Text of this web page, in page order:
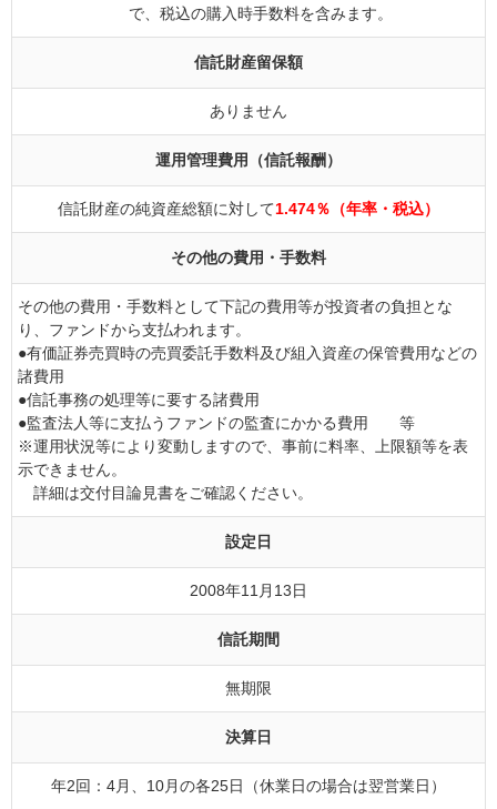
で、税込の購入時手数料を含みます。
信託財産留保額
ありません
運用管理費用（信託報酬）
信託財産の純資産総額に対して1.474％（年率・税込）
その他の費用・手数料
その他の費用・手数料として下記の費用等が投資者の負担とな
り、ファンドから支払われます。
●有価証券売買時の売買委託手数料及び組入資産の保管費用などの
諸費用
●信託事務の処理等に要する諸費用
●監査法人等に支払うファンドの監査にかかる費用 等
※運用状況等により変動しますので、事前に料率、上限額等を表
示できません。
詳細は交付目論見書をご確認ください。
設定日
2008年11月13日
信託期間
無期限
決算日
年2回：4月、10月の各25日（休業日の場合は翌営業日）